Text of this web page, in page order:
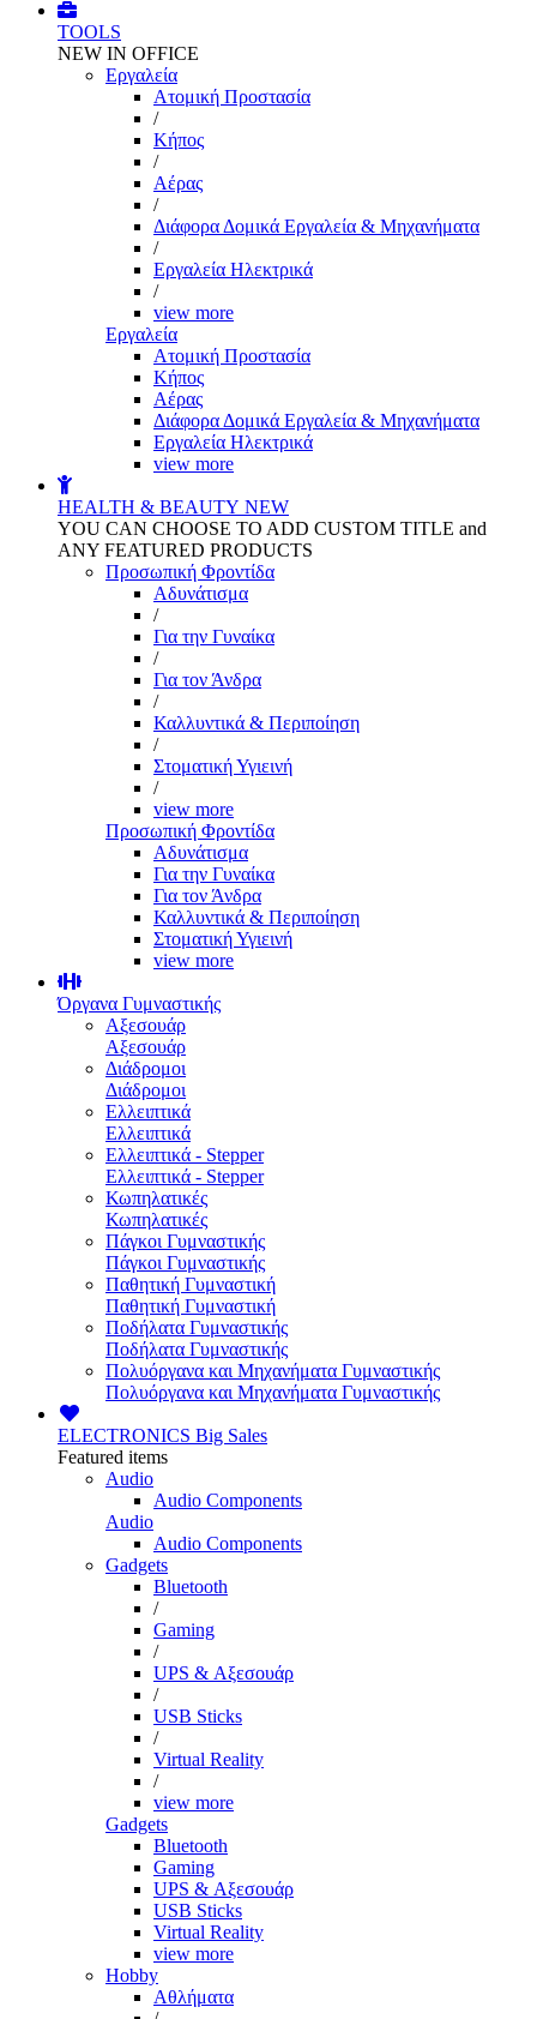
TOOLS
NEW IN OFFICE
Εργαλεία
Aτομική Προστασία
/
Kήπος
/
Αέρας
/
Διάφορα Δομικά Εργαλεία & Μηχανήματα
/
Εργαλεία Ηλεκτρικά
/
view more
Εργαλεία
Aτομική Προστασία
Kήπος
Αέρας
Διάφορα Δομικά Εργαλεία & Μηχανήματα
Εργαλεία Ηλεκτρικά
view more
HEALTH & BEAUTY NEW
YOU CAN CHOOSE TO ADD CUSTOM TITLE and
ANY FEATURED PRODUCTS
Προσωπική Φροντίδα
Αδυνάτισμα
/
Για την Γυναίκα
/
Για τον Άνδρα
/
Καλλυντικά & Περιποίηση
/
Στοματική Υγιεινή
/
view more
Προσωπική Φροντίδα
Αδυνάτισμα
Για την Γυναίκα
Για τον Άνδρα
Καλλυντικά & Περιποίηση
Στοματική Υγιεινή
view more
Όργανα Γυμναστικής
Αξεσουάρ
Αξεσουάρ
Διάδρομοι
Διάδρομοι
Ελλειπτικά
Ελλειπτικά
Ελλειπτικά - Stepper
Ελλειπτικά - Stepper
Κωπηλατικές
Κωπηλατικές
Πάγκοι Γυμναστικής
Πάγκοι Γυμναστικής
Παθητική Γυμναστική
Παθητική Γυμναστική
Ποδήλατα Γυμναστικής
Ποδήλατα Γυμναστικής
Πολυόργανα και Μηχανήματα Γυμναστικής
Πολυόργανα και Μηχανήματα Γυμναστικής
ELECTRONICS Big Sales
Featured items
Audio
Audio Components
Audio
Audio Components
Gadgets
Bluetooth
/
Gaming
/
UPS & Αξεσουάρ
/
USB Sticks
/
Virtual Reality
/
view more
Gadgets
Bluetooth
Gaming
UPS & Αξεσουάρ
USB Sticks
Virtual Reality
view more
Hobby
Αθλήματα